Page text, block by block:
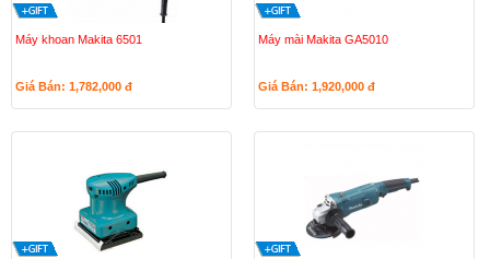
Máy khoan Makita 6501
Giá Bán: 1,782,000 đ
Máy mài Makita GA5010
Giá Bán: 1,920,000 đ